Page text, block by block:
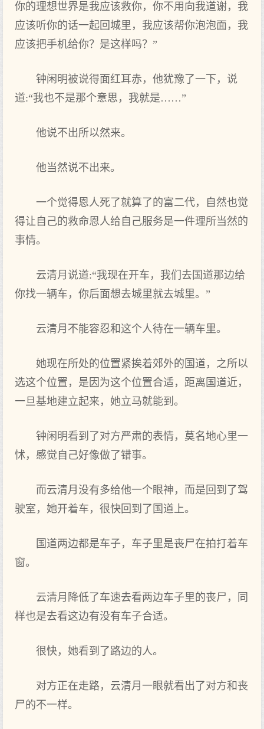
你的理想世界是我应该救你，你不用向我道谢，我
应该听你的话一起回城里，我应该帮你泡泡面，我
应该把手机给你？是这样吗？”
钟闲明被说得面红耳赤，他犹豫了一下，说
道:“我也不是那个意思，我就是……”
他说不出所以然来。
他当然说不出来。
一个觉得恩人死了就算了的富二代，自然也觉
得让自己的救命恩人给自己服务是一件理所当然的
事情。
云清月说道:“我现在开车，我们去国道那边给
你找一辆车，你后面想去城里就去城里。”
云清月不能容忍和这个人待在一辆车里。
她现在所处的位置紧挨着郊外的国道，之所以
选这个位置，是因为这个位置合适，距离国道近，
一旦基地建立起来，她立马就能到。
钟闲明看到了对方严肃的表情，莫名地心里一
怵，感觉自己好像做了错事。
而云清月没有多给他一个眼神，而是回到了驾
驶室，她开着车，很快回到了国道上。
国道两边都是车子，车子里是丧尸在拍打着车
窗。
云清月降低了车速去看两边车子里的丧尸，同
样也是去看这边有没有车子合适。
很快，她看到了路边的人。
对方正在走路，云清月一眼就看出了对方和丧
尸的不一样。